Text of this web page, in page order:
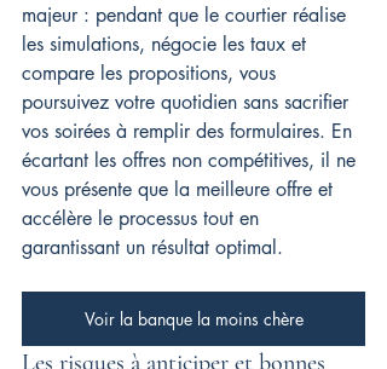
majeur : pendant que le courtier réalise
les simulations, négocie les taux et
compare les propositions, vous
poursuivez votre quotidien sans sacrifier
vos soirées à remplir des formulaires. En
écartant les offres non compétitives, il ne
vous présente que la meilleure offre et
accélère le processus tout en
garantissant un résultat optimal.
Voir la banque la moins chère
Les risques à anticiper et bonnes